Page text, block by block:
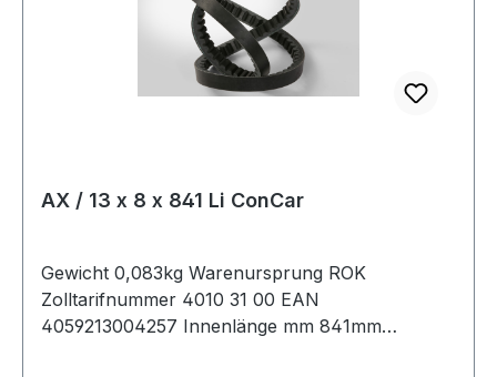
AX / 13 x 8 x 841 Li ConCar
Gewicht 0,083kg Warenursprung ROK
Zolltarifnummer 4010 31 00 EAN
4059213004257 Innenlänge mm 841mm